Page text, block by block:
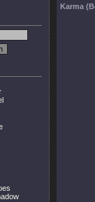
Karma